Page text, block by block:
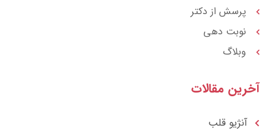
پرسش از دکتر
نوبت دهی
وبلاگ
آخرین مقالات
آنژیو قلب